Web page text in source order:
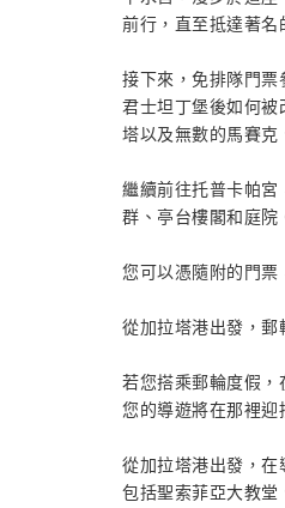
前行，直至抵達著名
接下來，免排隊門票
君士坦丁堡後如何被
塔以及無數的馬賽克
繼續前往托普卡帕宮
群、亭台樓閣和庭院
您可以憑隨附的門票
從加拉塔港出發，郵
若您搭乘郵輪度假，
您的導遊將在那裡迎
從加拉塔港出發，在
包括聖索菲亞大教堂